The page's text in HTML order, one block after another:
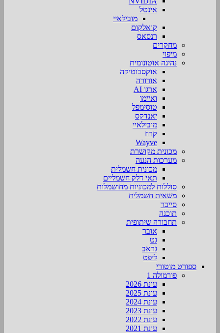
אינטל
מובילאיי
קואלקום
רנסאס
מחקרים
מיפוי
נהיגה אוטונומית
אוקסבוטיקה
אורורה
ארגו AI
ואיימו
טוסימפל
יאנדקס
מובילאיי
קרוז
Wayve
מכונית מקושרת
מערכות הנעה
מכונית חשמלית
תאי דלק חשמליים
סוללות למכוניות מחושמלות
משאית חשמלית
סייבר
תוכנה
תחבורה שיתופית
אובר
גט
גראב
ליפט
ספורט מוטורי
פורמולה 1
עונת 2026
עונת 2025
עונת 2024
עונת 2023
עונת 2022
עונת 2021